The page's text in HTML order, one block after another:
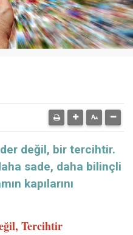
değil, bir tercihtir.
sade, daha bilinçli
kapılarını
Tercihtir